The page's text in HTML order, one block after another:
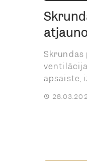
Skrundas
apsaiste,